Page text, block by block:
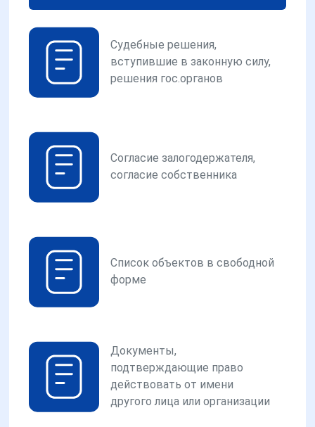
Судебные решения,
вступившие в законную силу,
решения гос.органов
Согласие залогодержателя,
согласие собственника
Список объектов в свободной
форме
Документы,
подтверждающие право
действовать от имени
другого лица или организации